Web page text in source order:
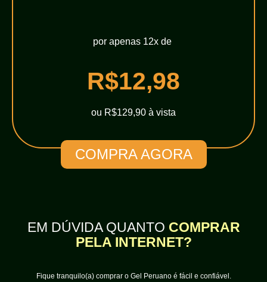
por apenas 12x de
R$12,98
ou R$129,90 à vista
COMPRA AGORA
EM DÚVIDA QUANTO COMPRAR
PELA INTERNET?
Fique tranquilo(a) comprar o Gel Peruano é fácil e confiável.